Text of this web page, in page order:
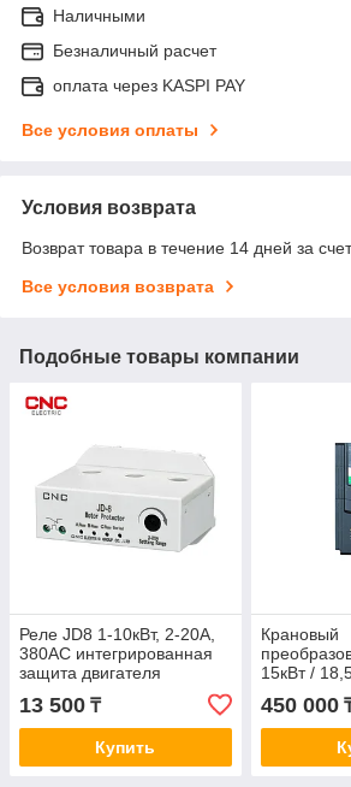
Наличными
Безналичный расчет
оплата через KASPI PAY
Все условия оплаты
Условия возврата
Возврат товара в течение 14 дней за
Все условия возврата
Подобные товары компании
Реле JD8 1-10кВт, 2-20A,
380AC интегрированная
защита двигателя
13 500 ₸
Купить
Крановый
15кВт /
450 000